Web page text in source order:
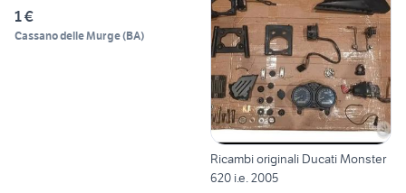
1 €
Cassano delle Murge(BA)
Ricambi originali Ducati Monster
620 i.e. 2005